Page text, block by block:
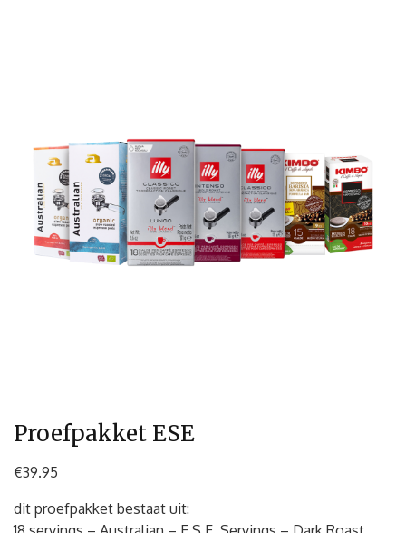
Proefpakket ESE
€39.95
dit proefpakket bestaat uit: